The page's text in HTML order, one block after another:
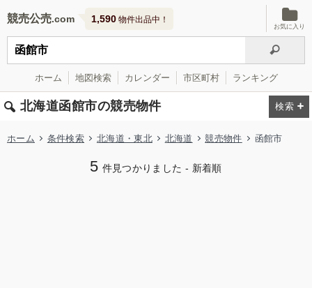
競売公売 1,590 物件出品中！
お気に入り
ホーム 地図検索 カレンダー 市区町村 ランキング
北海道函館市の競売物件
ホーム 条件検索 北海道・東北 北海道 競売物件 函館市
5 件見つかりました - 新着順